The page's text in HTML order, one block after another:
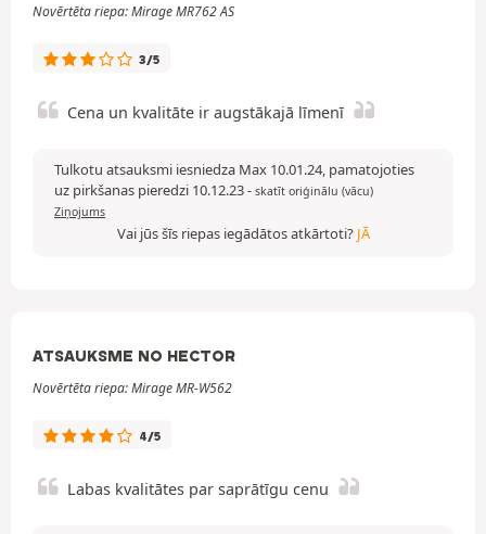
Novērtēta riepa: Mirage MR762 AS
3/5
Cena un kvalitāte ir augstākajā līmenī
Tulkotu atsauksmi iesniedza Max 10.01.24, pamatojoties
uz pirkšanas pieredzi 10.12.23- skatīt oriģinālu (vācu)
Ziņojums
Vai jūs šīs riepas iegādātos atkārtoti? JĀ
ATSAUKSME NO HECTOR
Novērtēta riepa: Mirage MR-W562
4/5
Labas kvalitātes par saprātīgu cenu